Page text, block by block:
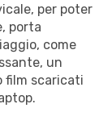
per poter
porta
come
un
film scaricati